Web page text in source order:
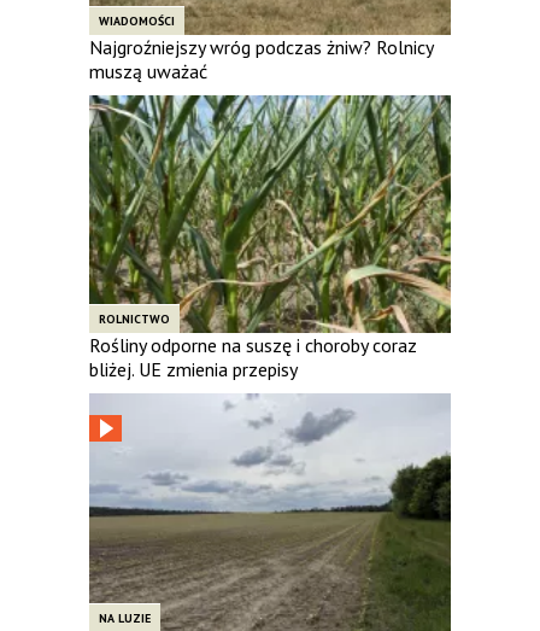
WIADOMOŚCI
Najgroźniejszy wróg podczas żniw? Rolnicy
muszą uważać
ROLNICTWO
Rośliny odporne na suszę i choroby coraz
bliżej. UE zmienia przepisy
NA LUZIE